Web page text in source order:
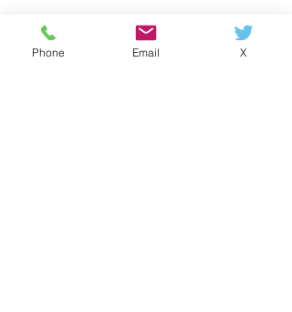
カラダのこと
Phone Email X